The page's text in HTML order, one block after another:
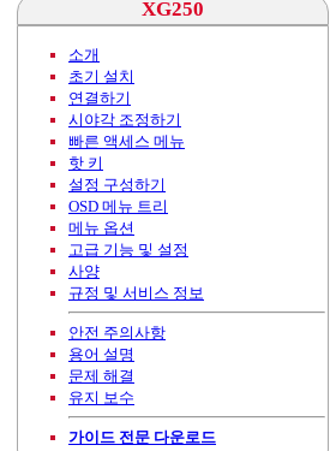
XG250
소개
초기 설치
연결하기
시야각 조정하기
빠른 액세스 메뉴
핫 키
설정 구성하기
OSD 메뉴 트리
메뉴 옵션
고급 기능 및 설정
사양
규정 및 서비스 정보
안전 주의사항
용어 설명
문제 해결
유지 보수
가이드 전문 다운로드